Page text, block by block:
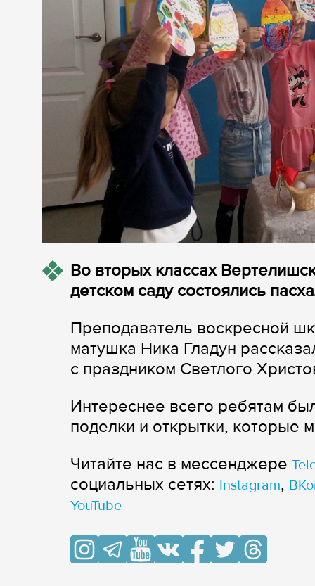
Во вторых классах
детском саду состоялись
Преподаватель воскресной
матушка Ника Гладун
с праздником Светлого
Интереснее всего ребятам
поделки и открытки, которые
Читайте нас в мессенджере
cоциальных сетях: Instagram,
YouTube